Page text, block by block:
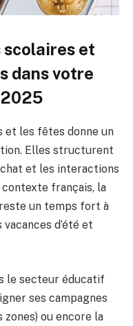
et
dans votre
et les fêtes donne un
Elles structurent
et les interactions
français, la
un temps fort à
d’été et
le secteur éducatif
ses campagnes
zones) ou encore la